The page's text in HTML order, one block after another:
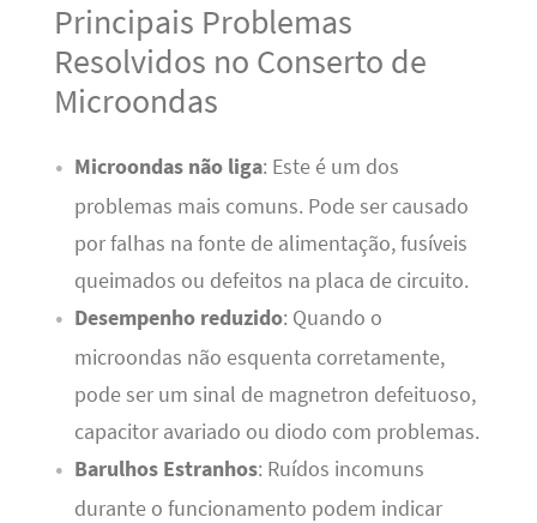
Principais Problemas
Resolvidos no Conserto de
Microondas
Microondas não liga: Este é um dos
problemas mais comuns. Pode ser causado
por falhas na fonte de alimentação, fusíveis
queimados ou defeitos na placa de circuito.
Desempenho reduzido: Quando o
microondas não esquenta corretamente,
pode ser um sinal de magnetron defeituoso,
capacitor avariado ou diodo com problemas.
Barulhos Estranhos: Ruídos incomuns
durante o funcionamento podem indicar